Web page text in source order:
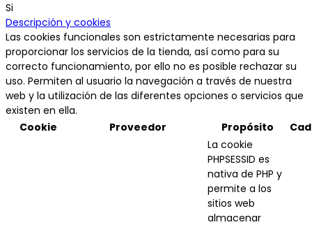
Si
Descripción y cookies
Las cookies funcionales son estrictamente necesarias para
proporcionar los servicios de la tienda, así como para su
correcto funcionamiento, por ello no es posible rechazar su
uso. Permiten al usuario la navegación a través de nuestra
web y la utilización de las diferentes opciones o servicios que
existen en ella.
Cookie
Proveedor Propósito
La cookie
PHPSESSID es
nativa de PHP y
permite a los
sitios web
almacenar